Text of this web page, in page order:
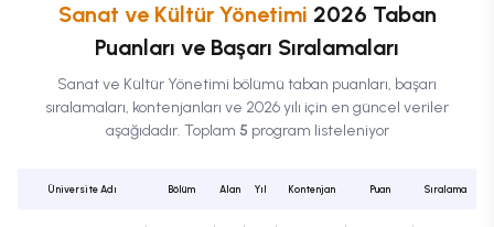
Sanat ve Kültür Yönetimi 2026 Taban
Puanları ve Başarı Sıralamaları
Sanat ve Kültür Yönetimi bölümü taban puanları, başarı
sıralamaları, kontenjanları ve 2026 yılı için en güncel veriler
aşağıdadır. Toplam 5 program listeleniyor
Üniversite Adı Bölüm Alan Yıl Kontenjan Puan Sıralama